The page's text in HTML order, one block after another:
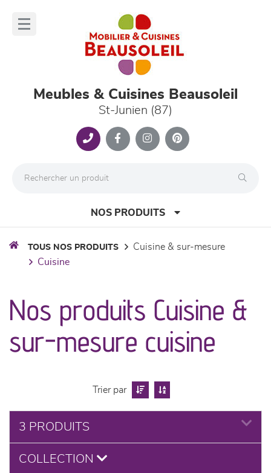
Meubles & Cuisines Beausoleil
St-Junien (87)
NOS PRODUITS
séjours
meubles de complément
literie
cuisine & sur-mesure
TOUS NOS PRODUITS
cuisine & sur-mesure
cuisine
Nos produits Cuisine &
sur-mesure cuisine
Trier par
3 PRODUITS
COLLECTION